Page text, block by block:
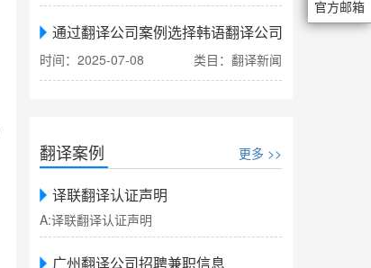
通过翻译公司案例选择韩语翻译公司
时间：2025-07-08 类目：翻译新闻
翻译案例 更多 >>
译联翻译认证声明
A:译联翻译认证声明
广州翻译公司招聘兼职信息
官方邮箱